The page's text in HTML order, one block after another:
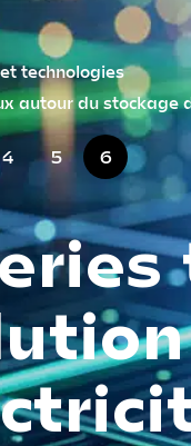
technologies
autour du stockage
4 5 6